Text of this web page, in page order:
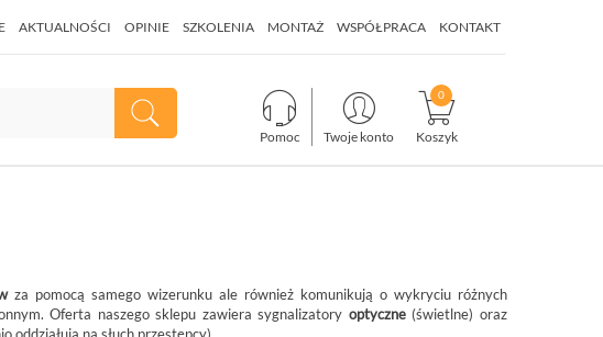
AKTUALNOŚCI OPINIE SZKOLENIA MONTAŻ WSPÓŁPRACA KONTAKT
Pomoc Twoje konto Koszyk
za pomocą samego wizerunku ale również komunikują o wykryciu różnych
Oferta naszego sklepu zawiera sygnalizatory optyczne(świetlne) oraz